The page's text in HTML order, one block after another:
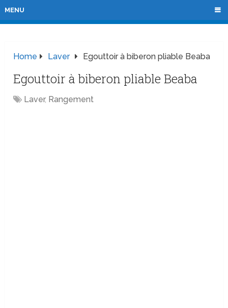
MENU
Home Laver Egouttoir à biberon pliable Beaba
Egouttoir à biberon pliable Beaba
Laver, Rangement